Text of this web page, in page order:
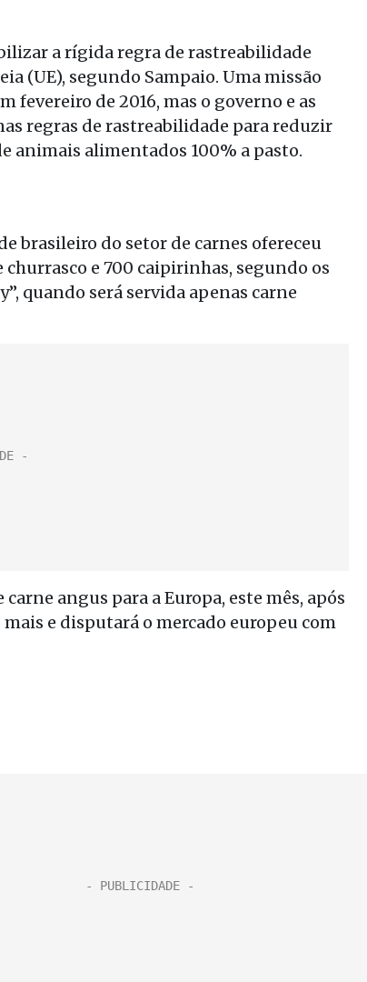
a rígida regra de rastreabilidade
(UE), segundo Sampaio. Uma missão
fevereiro de 2016, mas o governo e as
regras de rastreabilidade para reduzir
animais alimentados 100% a pasto.
brasileiro do setor de carnes ofereceu
e 700 caipirinhas, segundo os
quando será servida apenas carne
angus para a Europa, este mês, após
e disputará o mercado europeu com